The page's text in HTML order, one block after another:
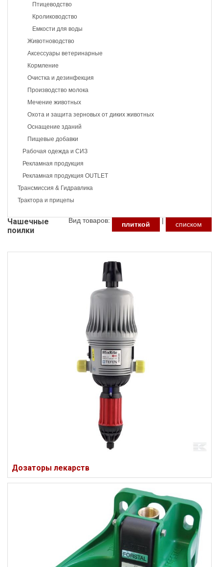
Птицеводство
Кролиководство
Емкости для воды
Животноводство
Аксессуары ветеринарные
Кормление
Очистка и дезинфекция
Производство молока
Мечение животных
Охота и защита зерновых от диких животных
Оснащение зданий
Пищевые добавки
Рабочая одежда и СИЗ
Рекламная продукция
Рекламная продукция OUTLET
Трансмиссия & Гидравлика
Трактора и прицепы
Вид товаров: плиткой | списком
Чашечные
поилки
Дозаторы лекарств